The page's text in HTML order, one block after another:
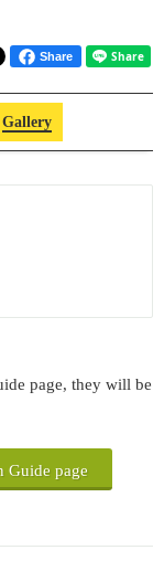
Share
Gallery
page, they will be
Guide page